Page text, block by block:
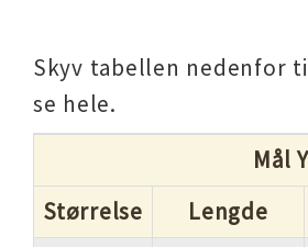
Skyv tabellen nedenfor
se hele.
Mål
Størrelse
Lengde